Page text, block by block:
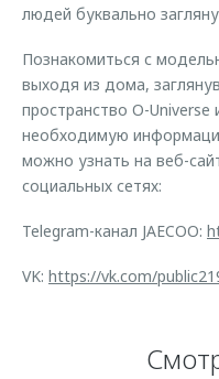
людей буквально
Познакомиться с
выходя из дома,
пространство O-Universe
необходимую
можно узнать на веб-
социальных сетях:
Telegram-канал JAECOO:
VK: https://vk.com/